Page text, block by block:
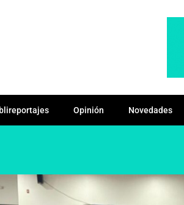
Opinión Novedades